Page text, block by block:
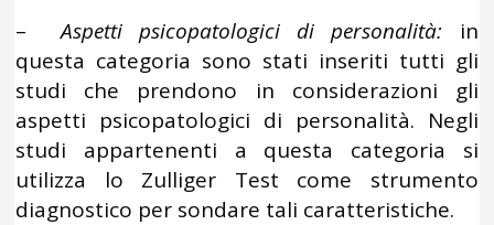
–
Aspetti psicopatologici di personalità: in
questa categoria sono stati inseriti tutti gli
studi che prendono in considerazioni gli
aspetti psicopatologici di personalità. Negli
studi appartenenti a questa categoria si
utilizza lo Zulliger Test come strumento
diagnostico per sondare tali caratteristiche.